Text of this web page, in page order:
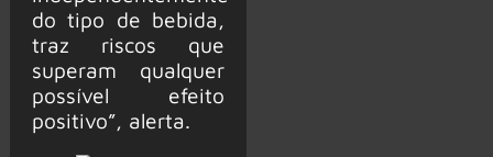
do tipo de bebida,
traz riscos que
superam qualquer
possível efeito
positivo”, alerta.